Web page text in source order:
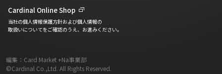
Cardinal Online Shop
当社の個人情報保護方針および個人情報の
取扱いについてをご確認のうえ、お進みください。
編集：Card Market +Na事業部
©Cardinal Co.,Ltd. All Rights Reserved.